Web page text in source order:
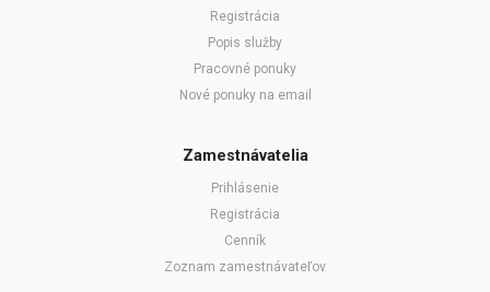
Registrácia
Popis služby
Pracovné ponuky
Nové ponuky na email
Zamestnávatelia
Prihlásenie
Registrácia
Cenník
Zoznam zamestnávateľov